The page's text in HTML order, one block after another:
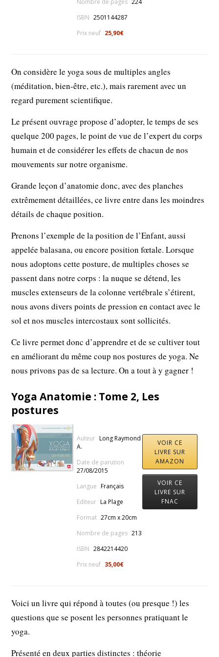
Nombre de pages 224
ISBN 2501144287
Prix neuf 25,90€
On considère le yoga sous de multiples angles
(méditation, bien-être, etc.), mais rarement avec un
regard purement scientifique.
Le présent ouvrage propose d’adopter, le temps de ses
quelque 200 pages, le point de vue de l’expert du corps
humain et de considérer les effets de chacun de nos
mouvements sur notre organisme.
Grande leçon d’anatomie donc, avec des planches
extrêmement détaillées, ce livre entre dans les moindres
détails de chaque position.
Prenons l’exemple de la position de l’Enfant, aussi
appelée balasana, ou encore position fœtale. Lorsque
nous adoptons cette posture, de multiples choses se
passent dans notre corps : la nuque se détend, les
muscles extenseurs de la colonne vertébrale s’étirent,
nous avons divers points de pression en contact avec le
sol et nos muscles intercostaux sont sollicités.
Ce livre permet donc d’apprendre et de se cultiver tout
en améliorant du même coup nos postures de yoga. Ne
nous privons pas de sa lecture. On a tout à y gagner !
Yoga Anatomie : Tome 2, Les
postures
Auteur Long Raymond
A.
Date de parution
27/08/2015
Langue Français
Editeur La Plage
Format 27cm x 20cm
Nombre de pages 213
ISBN 2842214420
Prix neuf 35,00€
VOIR CE
LIVRE SUR
AMAZON
VOIR CE
LIVRE SUR
FNAC
Voici un livre qui répond à toutes (ou presque !) les
questions que se posent les personnes pratiquant le
yoga.
Présenté en deux parties distinctes : théorie